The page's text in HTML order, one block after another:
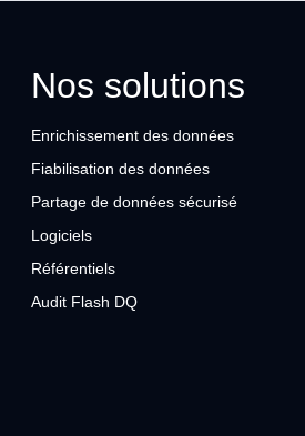
Nos solutions
Enrichissement des données
Fiabilisation des données
Partage de données sécurisé
Logiciels
Référentiels
Audit Flash DQ